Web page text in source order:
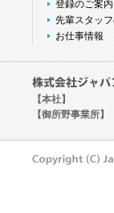
登録のご案内
先輩スタッ
お仕事情報
【本社】
【御所野事業所】